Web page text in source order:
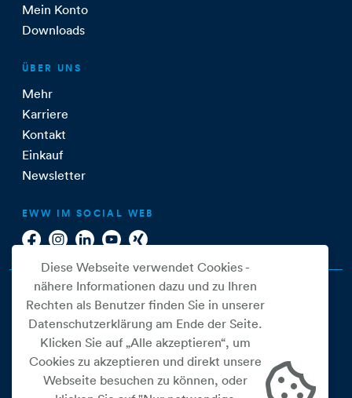
Mein Konto
Downloads
ÜBER UNS
Mehr
Karriere
Kontakt
Einkauf
Newsletter
EWW IM SOCIAL WEB
Cookie Einstellungen
Diese Webseite verwendet Cookies -
nähere Informationen dazu und zu Ihren
Rechten als Benutzer finden Sie in unserer
Datenschutzerklärung am Ende der Seite.
Klicken Sie auf „Alle akzeptieren“, um
Cookies zu akzeptieren und direkt unsere
Webseite besuchen zu können, oder